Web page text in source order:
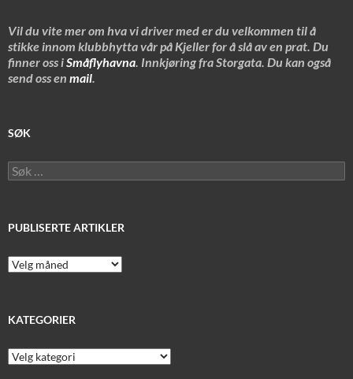
Vil du vite mer om hva vi driver med er du velkommen til å
stikke innom klubbhytta vår på Kjeller for å slå av en prat. Du
finner oss iSmåflyhavna. Innkjøring fra Storgata. Du kan også
send oss en mail.
SØK
Søk
etter:
PUBLISERTE ARTIKLER
Publiserte
artikler
KATEGORIER
Kategorier